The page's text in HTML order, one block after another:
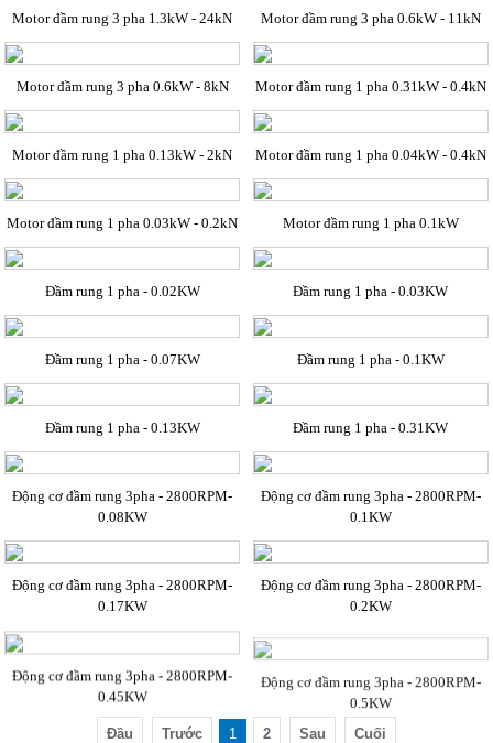
Motor đầm rung 3 pha 1.3kW - 24kN Motor đầm rung 3 pha 0.6kW - 11kN
Motor đầm rung 3 pha 0.6kW - 8kN Motor đầm rung 1 pha 0.31kW - 0.4kN
Motor đầm rung 1 pha 0.13kW - 2kN Motor đầm rung 1 pha 0.04kW - 0.4kN
Motor đầm rung 1 pha 0.03kW - 0.2kN Motor đầm rung 1 pha 0.1kW
Đầm rung 1 pha - 0.02KW Đầm rung 1 pha - 0.03KW
Đầm rung 1 pha - 0.07KW Đầm rung 1 pha - 0.1KW
Đầm rung 1 pha - 0.13KW Đầm rung 1 pha - 0.31KW
Động cơ đầm rung 3pha - 2800RPM-
0.08KW
Động cơ đầm rung 3pha - 2800RPM-
0.1KW
Động cơ đầm rung 3pha - 2800RPM-
0.17KW
Động cơ đầm rung 3pha - 2800RPM-
0.2KW
Động cơ đầm rung 3pha - 2800RPM-
0.45KW
Động cơ đầm rung 3pha - 2800RPM-
0.5KW
Đầu Trước 1 2 Sau Cuối